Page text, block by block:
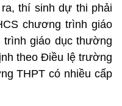
thí sinh dự thi phải
chương trình giáo
giáo dục thường
theo Điều lệ trường
THPT có nhiều cấp